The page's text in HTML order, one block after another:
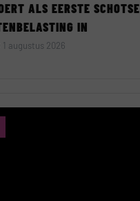
ALS EERSTE SCHOTSE
IN
1 augustus 2026